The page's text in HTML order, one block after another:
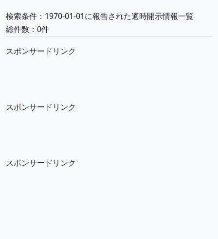
検索条件：1970-01-01に報告された適時開示情報一覧
総件数：0件
スポンサードリンク
スポンサードリンク
スポンサードリンク